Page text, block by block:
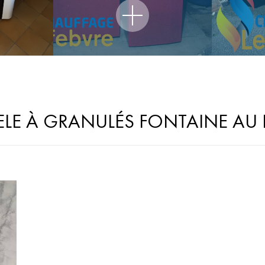
À GRANULÉS FONTAINE AU